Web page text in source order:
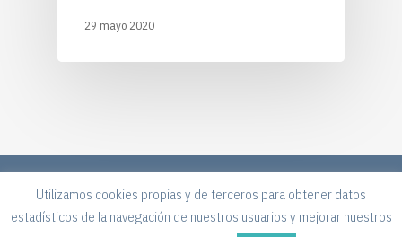
29 mayo 2020
Aviso legal | Política de Privacidad | Cookies
Utilizamos cookies propias y de terceros para obtener datos
estadísticos de la navegación de nuestros usuarios y mejorar nuestros